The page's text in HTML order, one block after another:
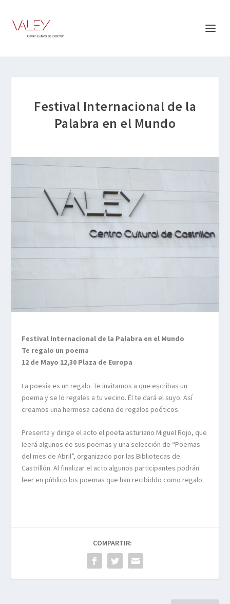
Festival Internacional de la
Palabra en el Mundo
Festival Internacional de la Palabra en el Mundo
Te regalo un poema
12 de Mayo 12,30 Plaza de Europa
La poesía es un regalo. Te invitamos a que escribas un
poema y se lo regales a tu vecino. Él te dará el suyo. Así
creamos una hermosa cadena de regalos poéticos.
Presenta y dirige el acto el poeta asturiano Miguel Rojo, que
leerá algunos de sus poemas y una selección de “Poemas
del mes de Abril”, organizado por las Bibliotecas de
Castrillón. Al finalizar el acto algunos participantes podrán
leer en público los poemas que han recibiddo como regalo.
COMPARTIR: